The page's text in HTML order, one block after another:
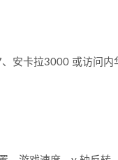
安卡拉3000 或访问内